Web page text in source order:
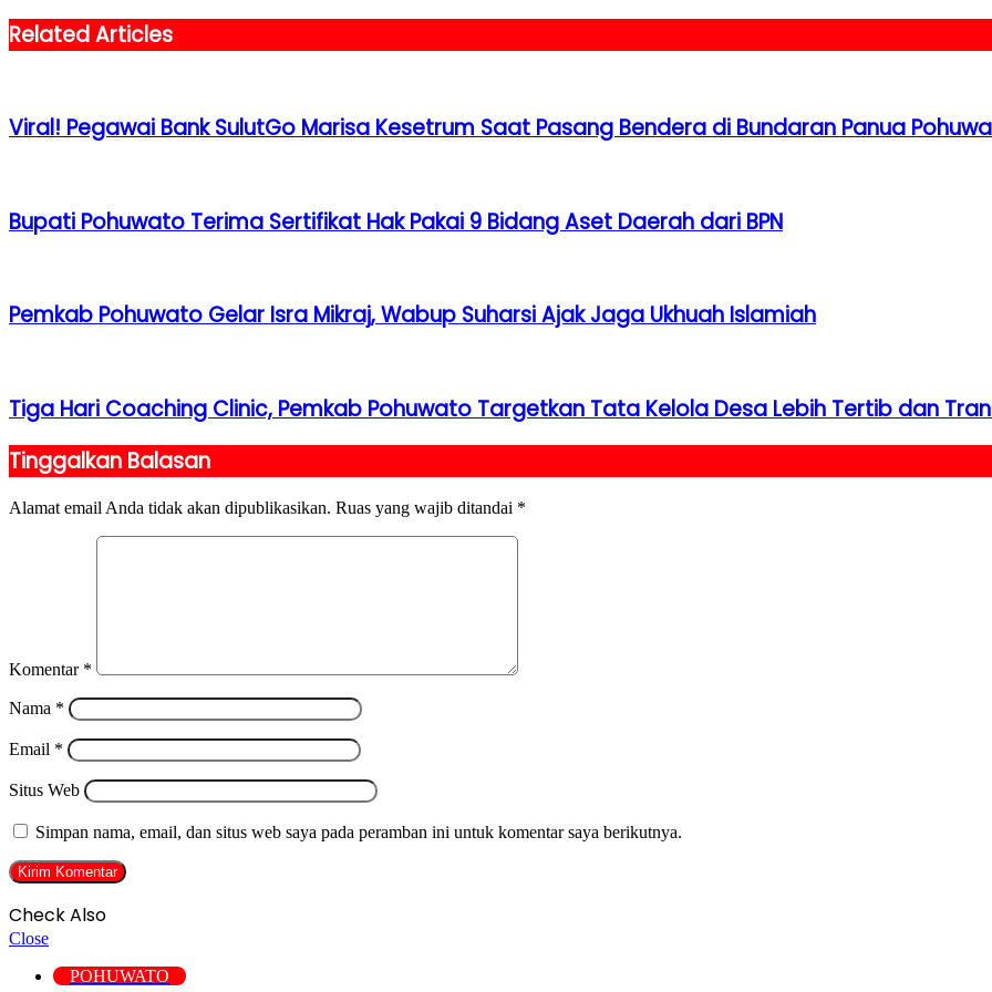
Related Articles
Viral! Pegawai Bank SulutGo Marisa Kesetrum Saat Pasang Bendera di Bundaran Panua
Bupati Pohuwato Terima Sertifikat Hak Pakai 9 Bidang Aset Daerah dari BPN
Pemkab Pohuwato Gelar Isra Mikraj, Wabup Suharsi Ajak Jaga Ukhuah Islamiah
Tiga Hari Coaching Clinic, Pemkab Pohuwato Targetkan Tata Kelola Desa Lebih Tertib dan
Tinggalkan Balasan
Alamat email Anda tidak akan dipublikasikan. Ruas yang wajib ditandai *
Komentar *
Nama *
Email *
Situs Web
Simpan nama, email, dan situs web saya pada peramban ini untuk komentar saya berikutnya.
Check Also
Close
POHUWATO